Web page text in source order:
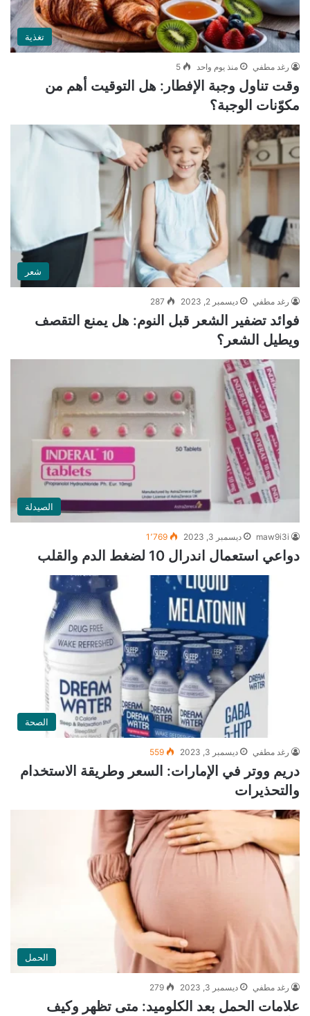
تغذية
رغد مطفي منذ يوم واحد 5
وقت تناول وجبة الإفطار: هل التوقيت أهم من
مكوّنات الوجبة؟
شعر
رغد مطفي ديسمبر 2, 2023 287
فوائد تضفير الشعر قبل النوم: هل يمنع التقصف
ويطيل الشعر؟
الصيدلة
maw9i3i ديسمبر 3, 2023 1٬769
دواعي استعمال اندرال 10 لضغط الدم والقلب
الصحة
رغد مطفي ديسمبر 3, 2023 559
دريم ووتر في الإمارات: السعر وطريقة الاستخدام
والتحذيرات
الحمل
رغد مطفي ديسمبر 3, 2023 279
علامات الحمل بعد الكلوميد: متى تظهر وكيف